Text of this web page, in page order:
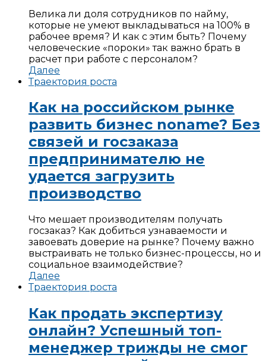
Велика ли доля сотрудников по найму,
которые не умеют выкладываться на 100% в
рабочее время? И как с этим быть? Почему
человеческие «пороки» так важно брать в
расчет при работе с персоналом?
Далее
Траектория роста
Как на российском рынке
развить бизнес noname? Без
связей и госзаказа
предпринимателю не
удается загрузить
производство
Что мешает производителям получать
госзаказ? Как добиться узнаваемости и
завоевать доверие на рынке? Почему важно
выстраивать не только бизнес-процессы, но и
социальное взаимодействие?
Далее
Траектория роста
Как продать экспертизу
онлайн? Успешный топ-
менеджер трижды не смог